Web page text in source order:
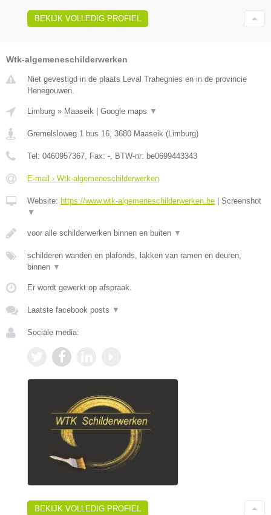
BEKIJK VOLLEDIG PROFIEL
Wtk-algemeneschilderwerken
Niet gevestigd in de plaats Leval Trahegnies en in de provincie
Henegouwen.
Limburg » Maaseik Google maps ▼
Gremelsloweg 1 bus 16 3680 Maaseik ( Limburg)
Tel: 0460957367 , Fax: - , BTW-nr: be0699443343
E-mail › Wtk-algemeneschilderwerken
Website: https://www.wtk-algemeneschilderwerken.be
Screenshot
▼
voor alle schilderwerken binnen en buiten ▼
schilderen wanden en plafonds, lakken van ramen en deuren,
binnen ▼
Er wordt gewerkt op afspraak.
Laatste facebook posts ▼
Sociale media:
BEKIJK VOLLEDIG PROFIEL